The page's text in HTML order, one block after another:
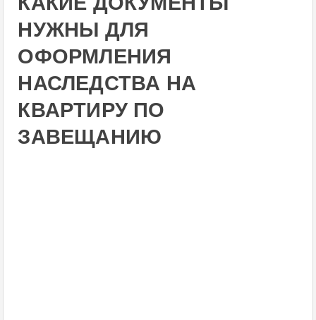
НУЖНЫ ДЛЯ
ОФОРМЛЕНИЯ
НАСЛЕДСТВА НА
КВАРТИРУ ПО
ЗАВЕЩАНИЮ